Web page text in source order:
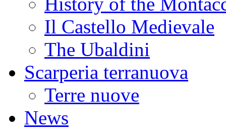
Il Castello Medievale
The Ubaldini
Scarperia terranuova
Terre nuove
News